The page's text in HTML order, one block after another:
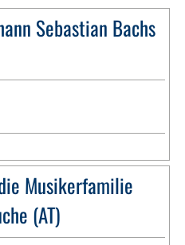
Sebastian Bachs
Musikerfamilie
(AT)